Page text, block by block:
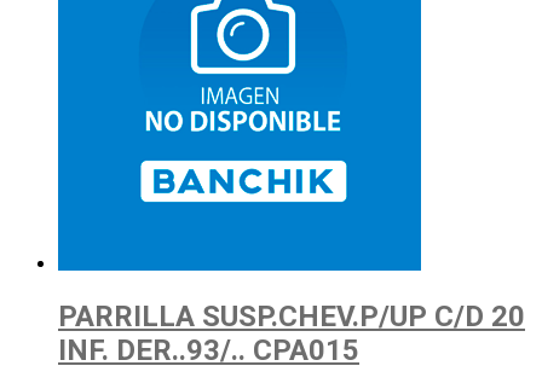
PARRILLA SUSP.CHEV.P/UP C/D 20
INF. DER..93/.. CPA015